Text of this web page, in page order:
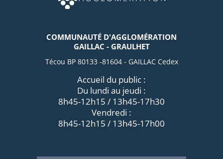
COMMUNAUTÉ D'AGGLOMÉRATION
GAILLAC - GRAULHET
Técou BP 80133 -81604 - GAILLAC Cedex
Accueil du public :
Du lundi au jeudi :
8h45-12h15 / 13h45-17h30
Vendredi :
8h45-12h15 / 13h45-17h00